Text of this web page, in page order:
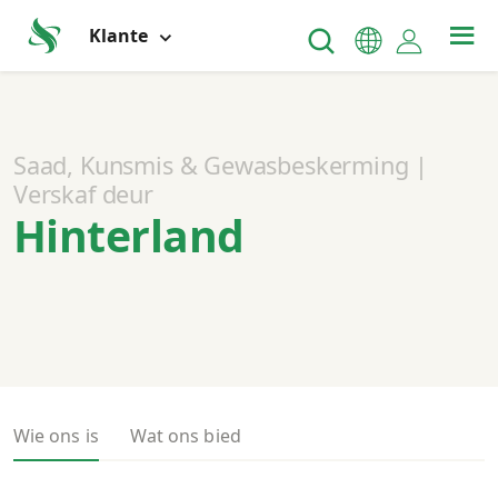
Klante
Saad, Kunsmis & Gewasbeskerming |
Verskaf deur
Hinterland
Wie ons is Wat ons bied